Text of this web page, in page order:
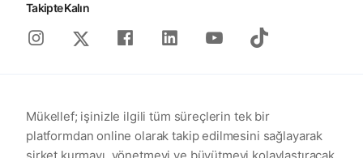
Takipte Kalın
Instagram
X FacebookLinkedinYoutubeTiktok
Mükellef; işinizle ilgili tüm süreçlerin tek bir
platformdan online olarak takip edilmesini sağlayarak